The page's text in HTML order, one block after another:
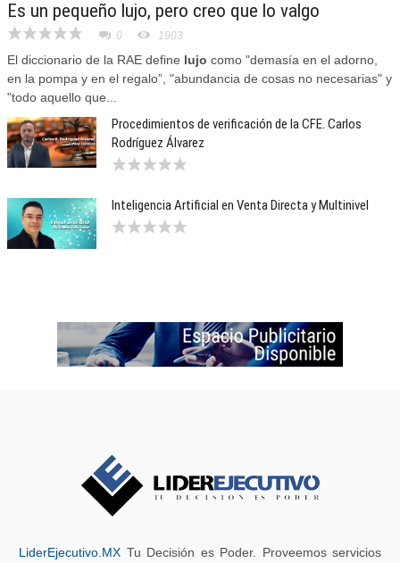
Es un pequeño lujo, pero creo que lo valgo
0 1903
El diccionario de la RAE define lujo como "demasía en el adorno,
en la pompa y en el regalo”, "abundancia de cosas no necesarias" y
"todo aquello que...
Procedimientos de verificación de la CFE. Carlos
Rodríguez Álvarez
Inteligencia Artificial en Venta Directa y Multinivel
LiderEjecutivo.MX Tu Decisión es Poder. Proveemos servicios